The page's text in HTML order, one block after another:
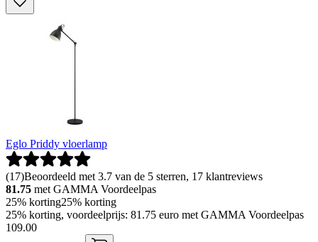
Eglo Priddy vloerlamp
(17)Beoordeeld met 3.7 van de 5 sterren, 17 klantreviews
81.75 met GAMMA Voordeelpas
25% korting25% korting
25% korting, voordeelprijs: 81.75 euro met GAMMA Voordeelpas
109.00